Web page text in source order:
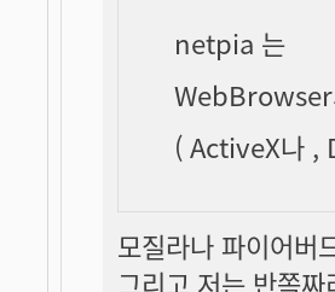
netpia 는
WebBrowser
( ActiveX나 ,
모질라나 파이어버
그리고 저는 반쪽